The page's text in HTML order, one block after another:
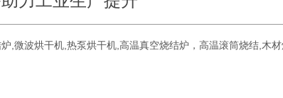
,微波烘干机,热泵烘干机,高温真空烧结炉，高温滚筒烧结,木